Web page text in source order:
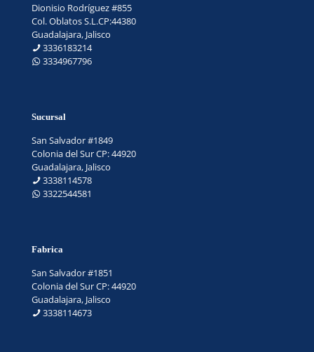
Dionisio Rodríguez #855
Col. Oblatos S.L.CP:44380
Guadalajara, Jalisco
3336183214
3334967796
Sucursal
San Salvador #1849
Colonia del Sur CP: 44920
Guadalajara, Jalisco
3338114578
3322544581
Fabrica
San Salvador #1851
Colonia del Sur CP: 44920
Guadalajara, Jalisco
3338114673